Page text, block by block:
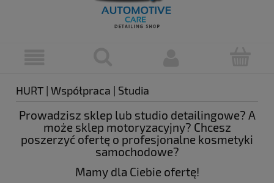
HURT | Współpraca | Studia
Prowadzisz sklep lub studio detailingowe? A
może sklep motoryzacyjny? Chcesz
poszerzyć ofertę o profesjonalne kosmetyki
samochodowe?
Mamy dla Ciebie ofertę!